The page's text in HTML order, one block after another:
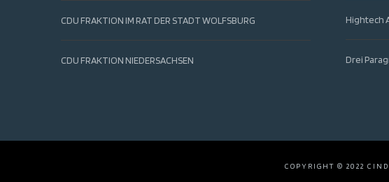
CDU FRAKTION IM RAT DER STADT WOLFSBURG
CDU FRAKTION NIEDERSACHSEN
Hightech
Drei
COPYRIGHT © 2022